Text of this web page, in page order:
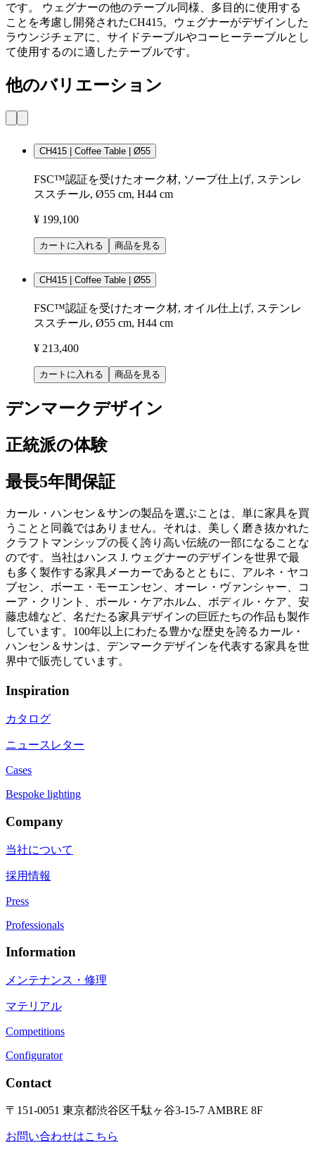
です。 ウェグナーの他のテーブル同様、多目的に使用する
ことを考慮し開発されたCH415。ウェグナーがデザインした
ラウンジチェアに、サイドテーブルやコーヒーテーブルとし
て使用するのに適したテーブルです。
他のバリエーション
CH415 | Coffee Table | Ø55
FSC™認証を受けたオーク材, ソープ仕上げ, ステンレ
ススチール, Ø55 cm, H44 cm
¥ 199,100
カートに入れる 商品を見る
CH415 | Coffee Table | Ø55
FSC™認証を受けたオーク材, オイル仕上げ, ステンレ
ススチール, Ø55 cm, H44 cm
¥ 213,400
カートに入れる 商品を見る
デンマークデザイン
正統派の体験
最長5年間保証
カール・ハンセン＆サンの製品を選ぶことは、単に家具を買
うことと同義ではありません。それは、美しく磨き抜かれた
クラフトマンシップの長く誇り高い伝統の一部になることな
のです。当社はハンス J. ウェグナーのデザインを世界で最
も多く製作する家具メーカーであるとともに、アルネ・ヤコ
ブセン、ボーエ・モーエンセン、オーレ・ヴァンシャー、コ
ーア・クリント、ポール・ケアホルム、ボディル・ケア、安
藤忠雄など、名だたる家具デザインの巨匠たちの作品も製作
しています。100年以上にわたる豊かな歴史を誇るカール・
ハンセン＆サンは、デンマークデザインを代表する家具を世
界中で販売しています。
Inspiration
カタログ
ニュースレター
Cases
Bespoke lighting
Company
当社について
採用情報
Press
Professionals
Information
メンテナンス・修理
マテリアル
Competitions
Configurator
Contact
〒151-0051 東京都渋谷区千駄ヶ谷3-15-7 AMBRE 8F
お問い合わせはこちら